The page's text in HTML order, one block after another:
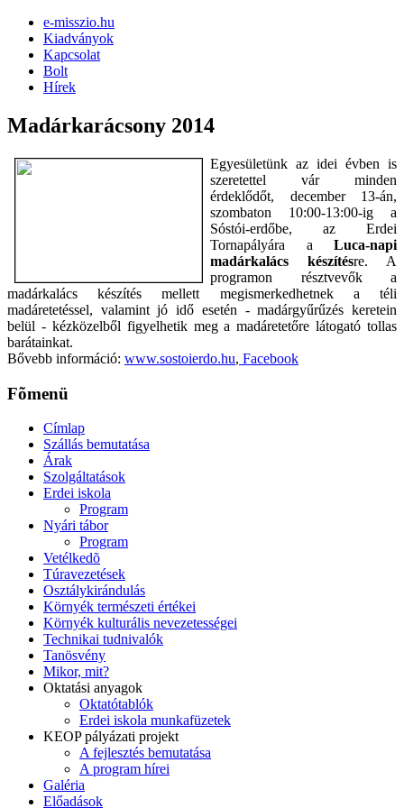
e-misszio.hu
Kiadványok
Kapcsolat
Bolt
Hírek
Madárkarácsony 2014
Egyesületünk az idei évben is
szeretettel vár minden
érdeklődőt, december 13-án,
szombaton 10:00-13:00-ig a
Sóstói-erdőbe, az Erdei
Tornapályára a Luca-napi
madárkalács készítésre. A
programon résztvevők a
madárkalács készítés mellett megismerkedhetnek a téli
madáretetéssel, valamint jó idő esetén - madárgyűrűzés keretein
belül - kézközelből figyelhetik meg a madáretetőre látogató tollas
barátainkat.
Bővebb információ: www.sostoierdo.hu, Facebook
Fõmenü
Címlap
Szállás bemutatása
Árak
Szolgáltatások
Erdei iskola
Program
Nyári tábor
Program
Vetélkedõ
Túravezetések
Osztálykirándulás
Környék természeti értékei
Környék kulturális nevezetességei
Technikai tudnivalók
Tanösvény
Mikor, mit?
Oktatási anyagok
Oktatótablók
Erdei iskola munkafüzetek
KEOP pályázati projekt
A fejlesztés bemutatása
A program hírei
Galéria
Előadások